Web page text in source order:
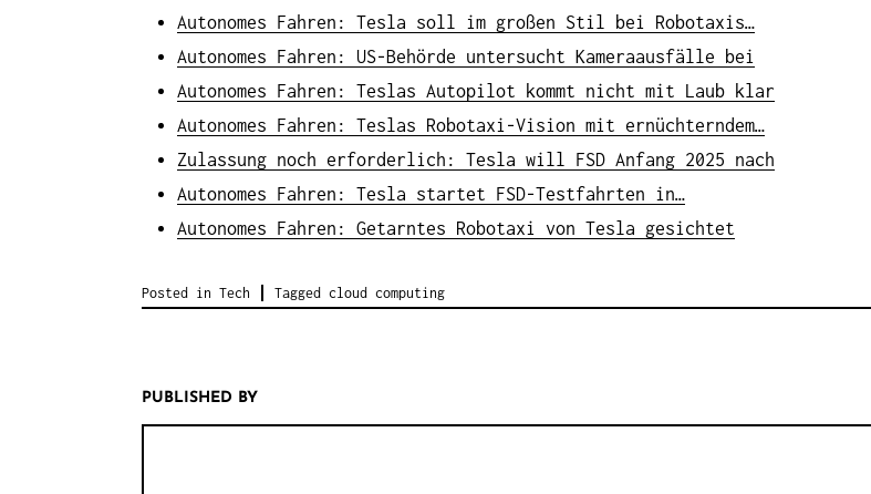
Autonomes Fahren: Tesla soll im großen Stil bei Robotaxis…
Autonomes Fahren: US-Behörde untersucht Kameraausfälle bei
Autonomes Fahren: Teslas Autopilot kommt nicht mit Laub klar
Autonomes Fahren: Teslas Robotaxi-Vision mit ernüchterndem…
Zulassung noch erforderlich: Tesla will FSD Anfang 2025 nach
Autonomes Fahren: Tesla startet FSD-Testfahrten in…
Autonomes Fahren: Getarntes Robotaxi von Tesla gesichtet
Posted in Tech Tagged cloud computing
PUBLISHED BY